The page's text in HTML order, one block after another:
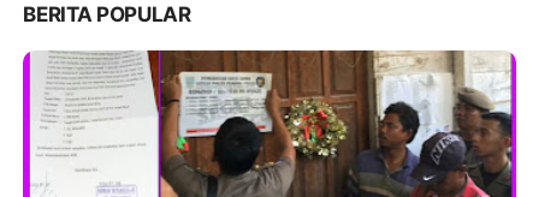
BERITA POPULAR